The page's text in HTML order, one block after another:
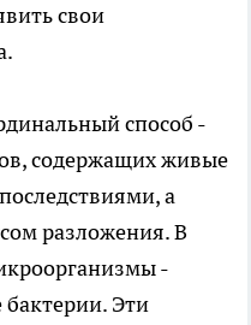
свои
способ -
содержащих живые
а
разложения. В
-
Эти